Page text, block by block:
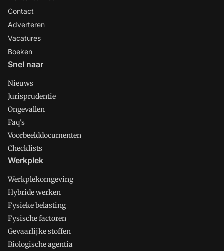
Contact
Adverteren
Vacatures
Boeken
Snel naar
Nieuws
Jurisprudentie
Ongevallen
Faq's
Voorbeelddocumenten
Checklists
Werkplek
Werkplekomgeving
Hybride werken
Fysieke belasting
Fysische factoren
Gevaarlijke stoffen
Biologische agentia